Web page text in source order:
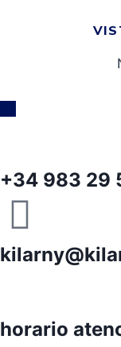
+34 983 29
horario